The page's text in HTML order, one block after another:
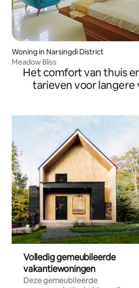
Woning in Narsingdi District
Meadow Bliss
Het comfort van thuis
tarieven voor
Volledig gemeubileerde
vakantiewoningen
Deze gemeubileerde